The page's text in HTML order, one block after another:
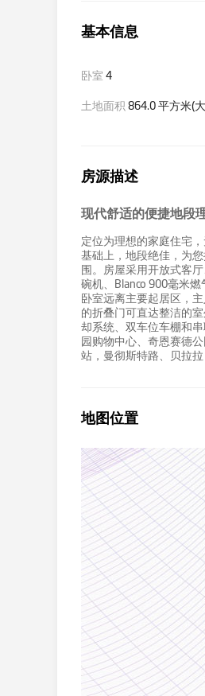
基本信息
卧室 4
土地面积 864.0 平方米(
房源描述
现代舒适的便捷地段
定位为理想的家庭住宅
基础上，地段绝佳，为
围。房屋采用开放式客
碗机、Blanco 900毫米
卧室远离主要起居区，
的折叠门可直达整洁的
却系统、双车位车棚和
园购物中心、奇恩赛德
站，曼彻斯特路、贝拉
地图位置